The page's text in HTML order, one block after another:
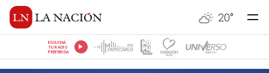
20°
ESCUCHÁ
TU RADIO
PREFERIDA